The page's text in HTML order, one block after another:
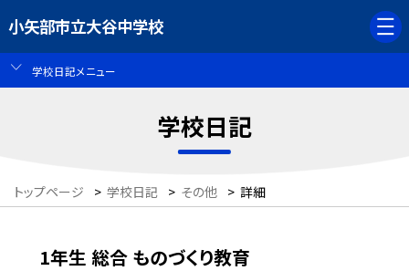
小矢部市立大谷中学校
学校日記メニュー
学校日記
トップページ > 学校日記 > その他 > 詳細
1年生 総合 ものづくり教育